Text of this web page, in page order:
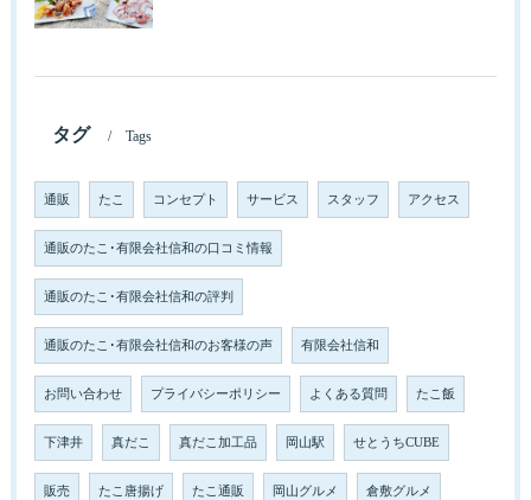
タグ Tags
通販 たこ コンセプト サービス スタッフ アクセス
通販のたこ･有限会社信和の口コミ情報
通販のたこ･有限会社信和の評判
通販のたこ･有限会社信和のお客様の声 有限会社信和
お問い合わせ プライバシーポリシー よくある質問 たこ飯
下津井 真だこ 真だこ加工品 岡山駅 せとうちCUBE
販売 たこ唐揚げ たこ通販 岡山グルメ 倉敷グルメ